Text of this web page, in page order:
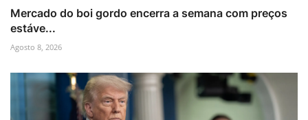
Mercado do boi gordo encerra a semana com preços
estáve...
Agosto 8, 2026